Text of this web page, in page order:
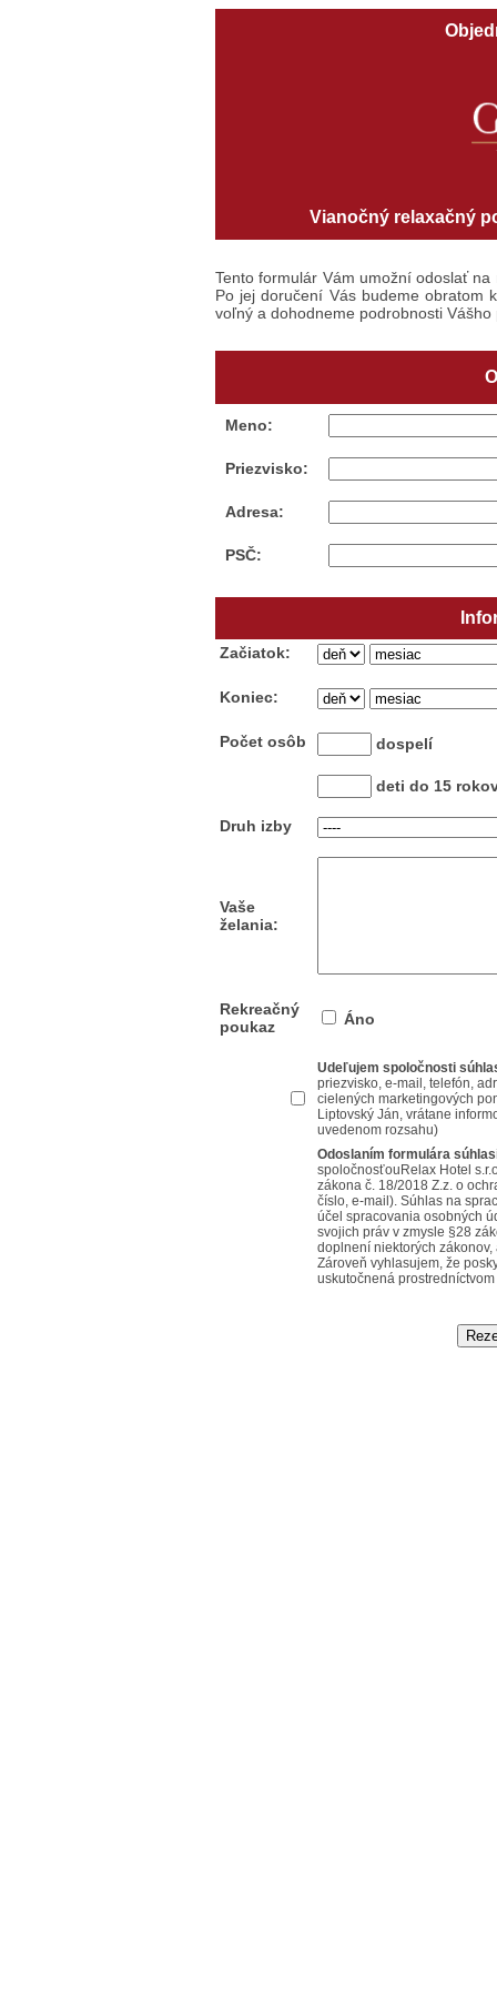
Vianočný relaxačný
Tento formulár Vám umožní odoslať
Po jej doručení Vás budeme obratom
voľný a dohodneme podrobnosti Vášho
Meno:
Priezvisko:
Adresa:
PSČ:
Začiatok:
Koniec:
Počet osôb dospelí
deti do 15
Druh izby
Vaše
želania:
Rekreačný
poukaz
Áno
Udeľujem spoločnosti
priezvisko, e-mail, telefón,
cielených marketingových
Liptovský Ján, vrátane
uvedenom rozsahu)
Odoslaním formulára
spoločnosťouRelax Hotel
zákona č. 18/2018 Z.z. o
číslo, e-mail). Súhlas na
účel spracovania osobných
svojich práv v zmysle §28
doplnení niektorých
Zároveň vyhlasujem, že
uskutočnená